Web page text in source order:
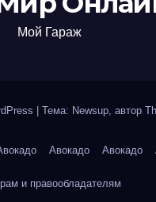
Мой Гараж
Тема: Newsup, автор
Авокадо Авокадо
и правообладателям